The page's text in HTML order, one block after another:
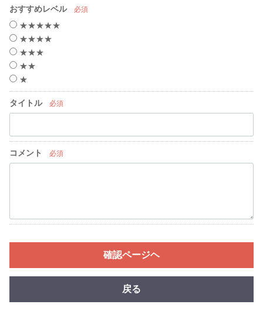
おすすめレベル 必須
★★★★★
★★★★
★★★
★★
★
タイトル 必須
コメント 必須
確認ページヘ
戻る